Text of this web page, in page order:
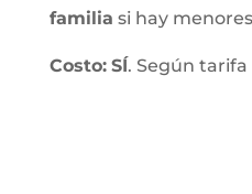
familia si hay
Costo: SÍ. Según